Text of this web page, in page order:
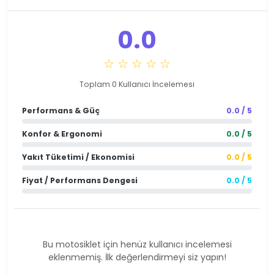
0.0
☆ ☆ ☆ ☆ ☆
Toplam 0 Kullanıcı İncelemesi
Performans & Güç 0.0 / 5
Konfor & Ergonomi 0.0 / 5
Yakıt Tüketimi / Ekonomisi 0.0 / 5
Fiyat / Performans Dengesi 0.0 / 5
Bu motosiklet için henüz kullanıcı incelemesi
eklenmemiş. İlk değerlendirmeyi siz yapın!